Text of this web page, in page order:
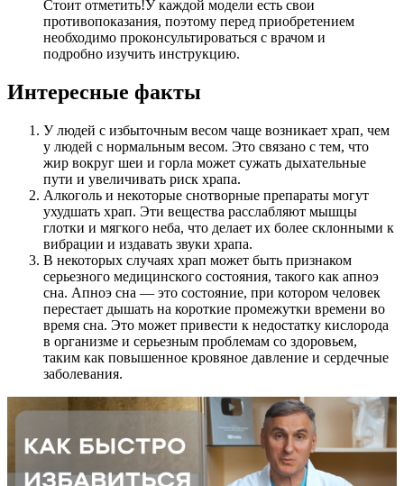
Стоит отметить!У каждой модели есть свои
противопоказания, поэтому перед приобретением
необходимо проконсультироваться с врачом и
подробно изучить инструкцию.
Интересные факты
У людей с избыточным весом чаще возникает храп, чем
у людей с нормальным весом. Это связано с тем, что
жир вокруг шеи и горла может сужать дыхательные
пути и увеличивать риск храпа.
Алкоголь и некоторые снотворные препараты могут
ухудшать храп. Эти вещества расслабляют мышцы
глотки и мягкого неба, что делает их более склонными к
вибрации и издавать звуки храпа.
В некоторых случаях храп может быть признаком
серьезного медицинского состояния, такого как апноэ
сна. Апноэ сна — это состояние, при котором человек
перестает дышать на короткие промежутки времени во
время сна. Это может привести к недостатку кислорода
в организме и серьезным проблемам со здоровьем,
таким как повышенное кровяное давление и сердечные
заболевания.